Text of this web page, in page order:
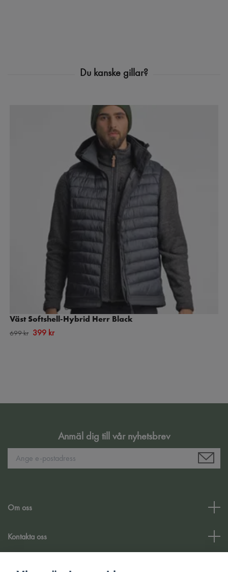
Väst Softshell-Hybrid Herr Black
699 kr 399 kr
Anmäl dig till vår nyhetsbrev
Om oss
Kontakta oss